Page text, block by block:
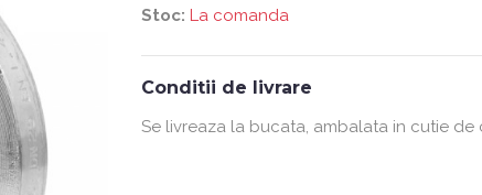
Stoc: La comanda
Conditii de livrare
Se livreaza la bucata, ambalata in cutie de